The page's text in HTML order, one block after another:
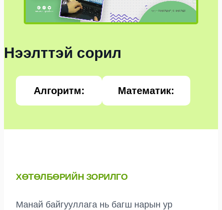
Нээлттэй сорил
Алгоритм: Математик:
ХӨТӨЛБӨРИЙН ЗОРИЛГО
Манай байгууллага нь багш нарын ур